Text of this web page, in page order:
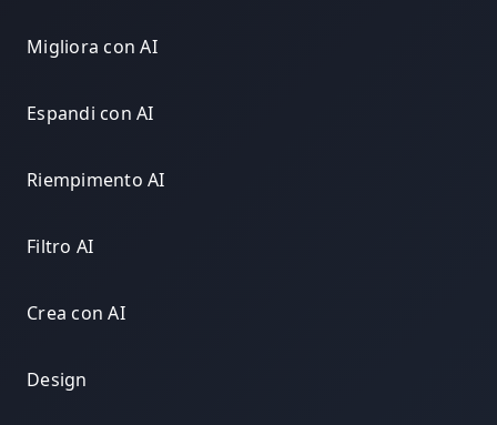
Migliora con AI
Espandi con AI
Riempimento AI
Filtro AI
Crea con AI
Design